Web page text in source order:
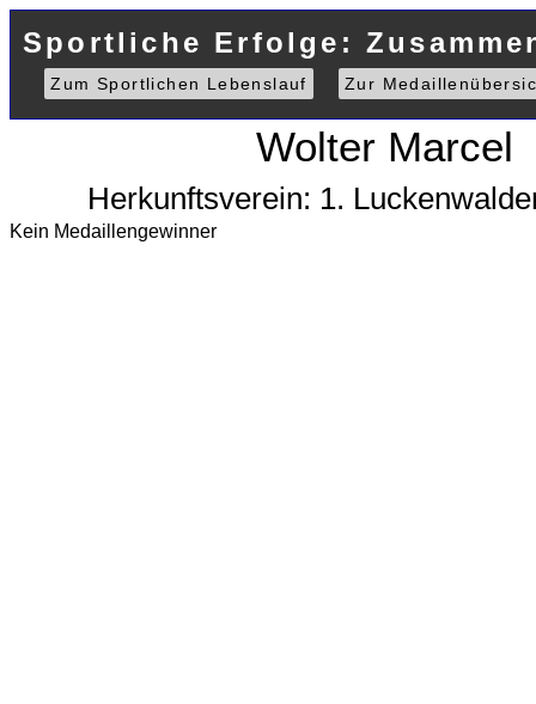
Sportliche Erfolge:
Zum Sportlichen Lebenslauf Zur
Wolter Marcel
Herkunftsverein: 1.
Kein Medaillengewinner